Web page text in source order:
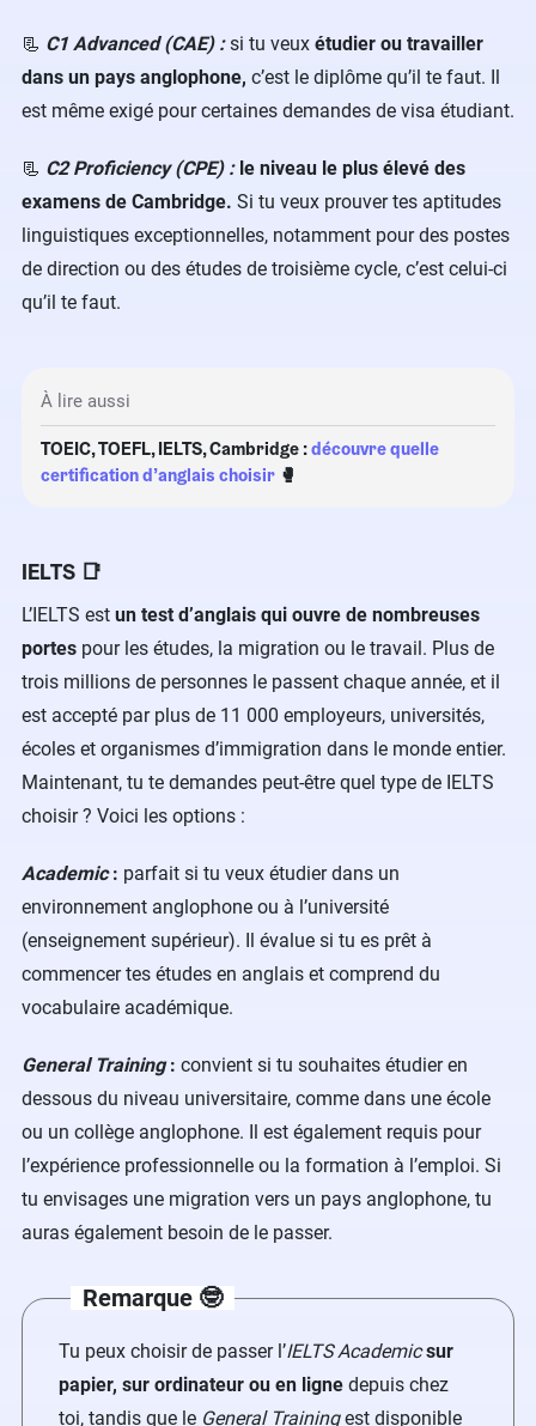
📃 C1 Advanced (CAE) :si tu veux étudier ou travailler
dans un pays anglophone, c’est le diplôme qu’il te faut. Il
est même exigé pour certaines demandes de visa étudiant.
📃 C2 Proficiency (CPE) : le niveau le plus élevé des
examens de Cambridge. Si tu veux prouver tes aptitudes
linguistiques exceptionnelles, notamment pour des postes
de direction ou des études de troisième cycle, c’est celui-ci
qu’il te faut.
À lire aussi
TOEIC, TOEFL, IELTS, Cambridge :découvre quelle
certification d’anglais choisir 🥊
IELTS 📑
L’IELTS est un test d’anglais qui ouvre de nombreuses
portes pour les études, la migration ou le travail. Plus de
trois millions de personnes le passent chaque année, et il
est accepté par plus de 11 000 employeurs, universités,
écoles et organismes d’immigration dans le monde entier.
Maintenant, tu te demandes peut-être quel type de IELTS
choisir ? Voici les options :
Academic: parfait si tu veux étudier dans un
environnement anglophone ou à l’université
(enseignement supérieur). Il évalue si tu es prêt à
commencer tes études en anglais et comprend du
vocabulaire académique.
General Training: convient si tu souhaites étudier en
dessous du niveau universitaire, comme dans une école
ou un collège anglophone. Il est également requis pour
l’expérience professionnelle ou la formation à l’emploi. Si
tu envisages une migration vers un pays anglophone, tu
auras également besoin de le passer.
Remarque 🤓
Tu peux choisir de passer l’IELTS Academic sur
papier, sur ordinateur ou en ligne depuis chez
toi, tandis que le General Trainingest disponible